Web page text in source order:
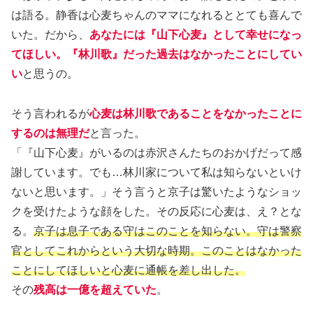
は語る。静香は心麦ちゃんのママになれるととても喜んで
いた。だから、 あなたには『山下心麦』として幸せになっ
てほしい。『林川歌』だった過去はなかったことにしてい
いと思うの。
そう言われるが心麦は林川歌であることをなかったことに
するのは無理だと言った。
「『山下心麦』がいるのは赤沢さんたちのおかげだって感
謝しています。でも…林川家について私は知らないといけ
ないと思います。」そう言うと京子は驚いたようなショッ
クを受けたような顔をした。その反応に心麦は、え？とな
る。 京子は息子である守はこのことを知らない。守は警察
官としてこれからという大切な時期。このことはなかった
ことにしてほしいと心麦に通帳を差し出した。
その残高は一億を超えていた。